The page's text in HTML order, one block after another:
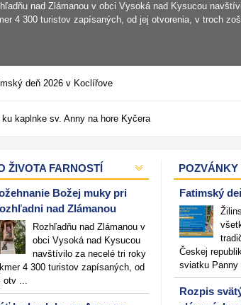
nad Zlámanou v obci Vysoká nad Kysucou
4 300 turistov zapísaných, od jej otvorenia, v troch
deň 2026 v Koclířove
ku kaplnke sv. Anny na hore Kyčera
ŽIVOTA FARNOSTÍ
Božej muky pri
nad Zlámanou
Rozhľadňu nad Zlámanou v
obci Vysoká nad Kysucou
navštívilo za necelé tri roky
4 300 turistov zapísaných, od
otv ...
POZVÁNKY
Fatimský
Českej
sviatku Panny
Rozpis